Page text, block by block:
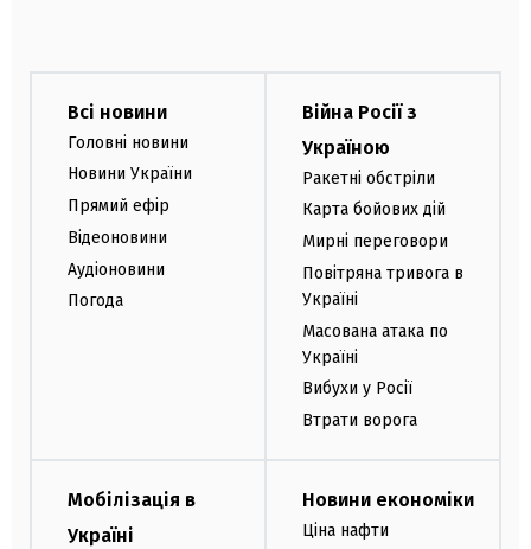
Всі новини
Головні новини
Новини України
Прямий ефір
Відеоновини
Аудіоновини
Погода
Війна Росії з
Україною
Ракетні обстріли
Карта бойових дій
Мирні переговори
Повітряна тривога в
Україні
Масована атака по
Україні
Вибухи у Росії
Втрати ворога
Мобілізація в
Україні
Новини економіки
Ціна нафти